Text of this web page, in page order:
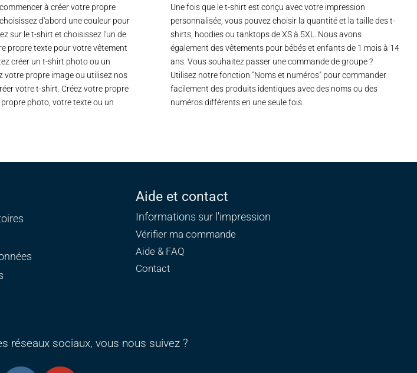
à créer votre propre
d'abord une couleur pour
sur le t-shirt et choisissez l'un de
propre texte pour votre vêtement
créer un t-shirt photo ou un
votre propre image ou utilisez nos
votre t-shirt. Créez votre propre
photo, votre texte ou un
Une fois que le t-shirt est conçu avec votre impression
personnalisée, vous pouvez choisir la quantité et la taille des t-
shirts, hoodies ou tanktops de XS à 5XL. Nous avons
également des vêtements pour bébés et enfants de 1 mois à 14
ans. Vous souhaitez passer une commande de groupe ?
Utilisez notre fonction "Noms et numéros" pour commander
facilement des produits identiques avec des noms ou des
numéros différents en une seule fois.
Aide et contact
Informations sur l'impression
Vérifier ma commande
Aide & FAQ
Contact
réseaux sociaux, vous nous suivez ?